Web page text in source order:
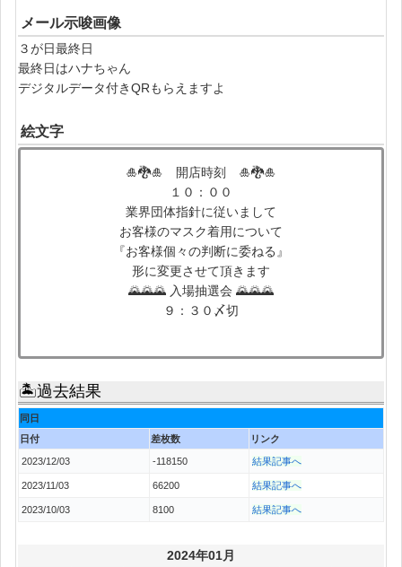
メール示唆画像
３が日最終日
最終日はハナちゃん
デジタルデータ付きQRもらえますよ
絵文字
🎍🐉🎍 開店時刻 🎍🐉🎍
１０：００
業界団体指針に従いまして
お客様のマスク着用について
『お客様個々の判断に委ねる』
形に変更させて頂きます
🌄🌄🌄 入場抽選会 🌄🌄🌄
９：３０〆切
🏝過去結果
同日
日付
差枚数 リンク
2023/12/03 -118150 結果記事へ
2023/11/03 66200 結果記事へ
2023/10/03 8100 結果記事へ
2024年01月